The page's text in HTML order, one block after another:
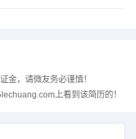
金，请微友务必谨慎！
上看到该简历的！